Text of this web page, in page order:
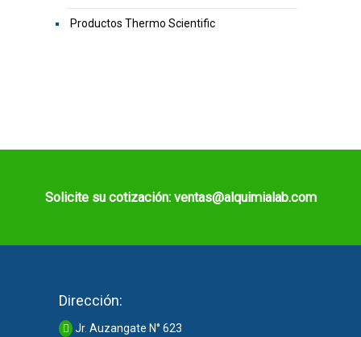
Productos Thermo Scientific
Solicite su cotización: ventas@alquimialab.com
Dirección:
Jr. Auzangate N° 623